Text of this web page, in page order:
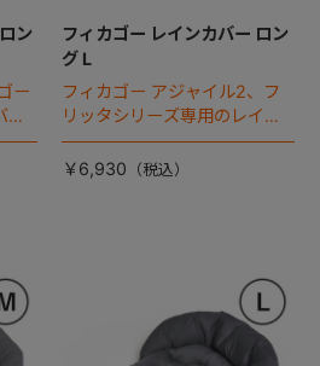
ン
ー
フィカゴー レインカバー ロン
グ L
フィカゴー アジャイル2、フ
リッタシリーズ専用のレイン
カバー。雨の日のお出かけも
安心。
￥6,930